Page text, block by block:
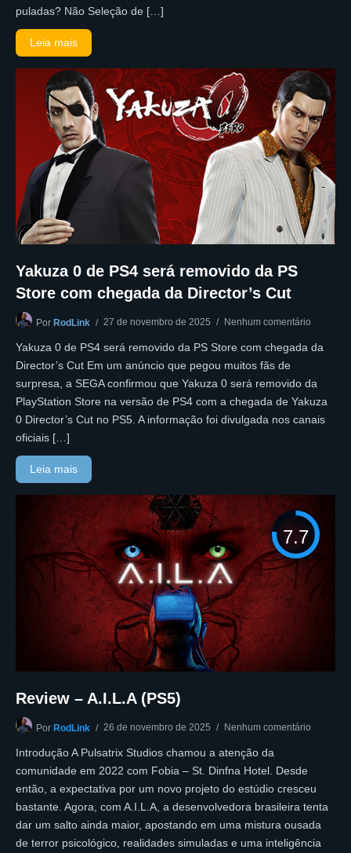
puladas? Não Seleção de […]
Leia mais
Yakuza 0 de PS4 será removido da PS
Store com chegada da Director’s Cut
Por RodLink 27 de novembro de 2025 Nenhum comentário
Yakuza 0 de PS4 será removido da PS Store com chegada da
Director’s Cut Em um anúncio que pegou muitos fãs de
surpresa, a SEGA confirmou que Yakuza 0 será removido da
PlayStation Store na versão de PS4 com a chegada de Yakuza
0 Director’s Cut no PS5. A informação foi divulgada nos canais
oficiais […]
Leia mais
7.7
Review – A.I.L.A (PS5)
Por RodLink 26 de novembro de 2025 Nenhum comentário
Introdução A Pulsatrix Studios chamou a atenção da
comunidade em 2022 com Fobia – St. Dinfna Hotel. Desde
então, a expectativa por um novo projeto do estúdio cresceu
bastante. Agora, com A.I.L.A, a desenvolvedora brasileira tenta
dar um salto ainda maior, apostando em uma mistura ousada
de terror psicológico, realidades simuladas e uma inteligência